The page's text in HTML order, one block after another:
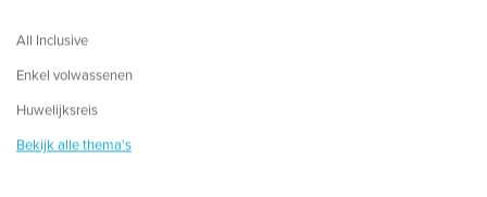
All Inclusive
Enkel volwassenen
Huwelijksreis
Bekijk alle thema's